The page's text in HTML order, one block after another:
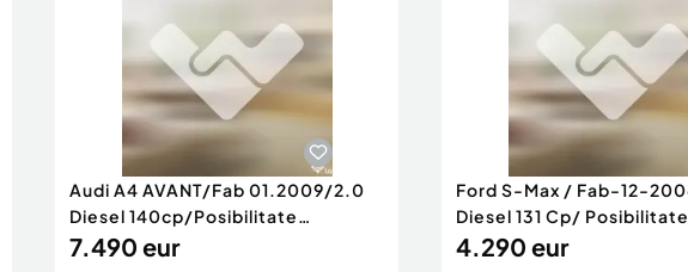
Audi A4 AVANT/Fab 01.2009/2.0
Diesel 140cp/Posibilitate
Rate/GARANTIE
7.490 eur
Ford S-Max / Fab-12-
Diesel 131 Cp/
4.290 eur